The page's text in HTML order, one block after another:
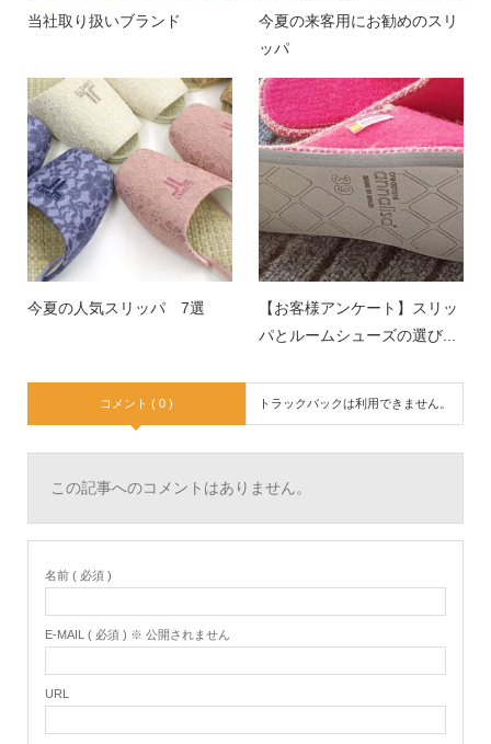
当社取り扱いブランド
今夏の来客用にお勧めのスリ
ッパ
今夏の人気スリッパ 7選
【お客様アンケート】スリッ
パとルームシューズの選び...
コメント ( 0 ) トラックバックは利用できません。
この記事へのコメントはありません。
名前 ( 必須 )
E-MAIL ( 必須 ) ※ 公開されません
URL